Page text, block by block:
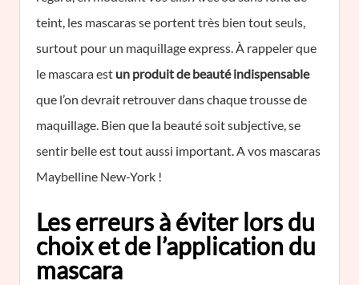
teint, les mascaras se portent très bien tout seuls,
surtout pour un maquillage express. À rappeler que
le mascara est un produit de beauté indispensable
que l’on devrait retrouver dans chaque trousse de
maquillage. Bien que la beauté soit subjective, se
sentir belle est tout aussi important. A vos mascaras
Maybelline New-York !
Les erreurs à éviter lors du
choix et de l’application du
mascara